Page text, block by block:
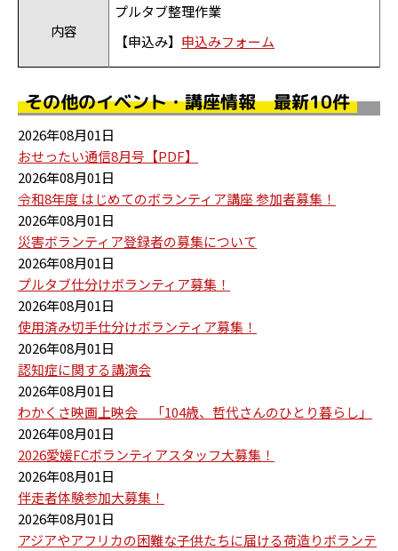
内容
プルタブ整理作業
【申込み】 申込みフォーム
その他のイベント・講座情報 最新10件
2026年08月01日
おせったい通信8月号【PDF】
2026年08月01日
令和8年度 はじめてのボランティア講座 参加者募集！
2026年08月01日
災害ボランティア登録者の募集について
2026年08月01日
プルタブ仕分けボランティア募集！
2026年08月01日
使用済み切手仕分けボランティア募集！
2026年08月01日
認知症に関する講演会
2026年08月01日
わかくさ映画上映会 「104歳、哲代さんのひとり暮らし」
2026年08月01日
2026愛媛FCボランティアスタッフ大募集！
2026年08月01日
伴走者体験参加大募集！
2026年08月01日
アジアやアフリカの困難な子供たちに届ける荷造りボランテ